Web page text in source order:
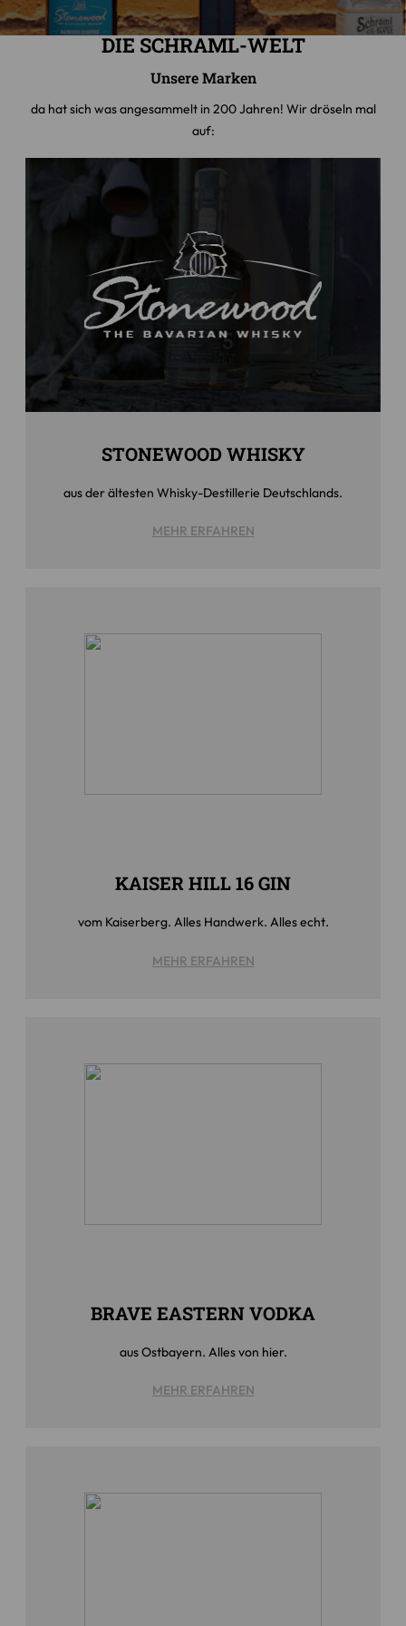
DIE SCHRAML-WELT
Unsere Marken
da hat sich was angesammelt in 200 Jahren! Wir dröseln mal
auf:
STONEWOOD WHISKY
aus der ältesten Whisky-Destillerie Deutschlands.
MEHR ERFAHREN
KAISER HILL 16 GIN
vom Kaiserberg. Alles Handwerk. Alles echt.
MEHR ERFAHREN
BRAVE EASTERN VODKA
aus Ostbayern. Alles von hier.
MEHR ERFAHREN